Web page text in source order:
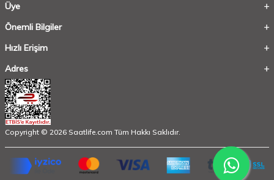
Üye
Önemli Bilgiler
Hızlı Erişim
Adres
Copyright © 2026 Saatlife.com Tüm Hakkı Saklıdır.